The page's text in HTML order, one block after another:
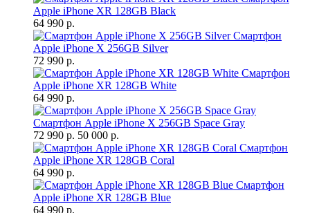
Apple iPhone XR 128GB Black
64 990 р.
Смартфон
Apple iPhone X 256GB Silver
72 990 р.
Смартфон
Apple iPhone XR 128GB White
64 990 р.
Смартфон Apple iPhone X 256GB Space Gray
72 990 р. 50 000 р.
Смартфон
Apple iPhone XR 128GB Coral
64 990 р.
Смартфон
Apple iPhone XR 128GB Blue
64 990 р.